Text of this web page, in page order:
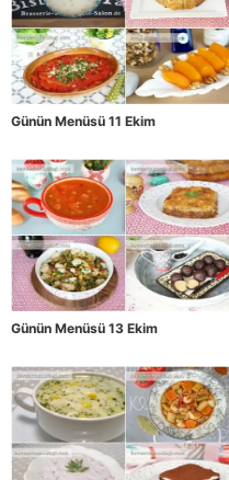
Günün Menüsü 11 Ekim
Günün Menüsü 13 Ekim